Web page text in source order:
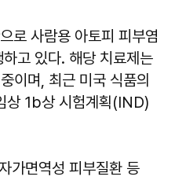
로 사람용 아토피 피부염
고 있다. 해당 치료제는
이며, 최근 미국 식품의
상 1b상 시험계획(IND)
가면역성 피부질환 등